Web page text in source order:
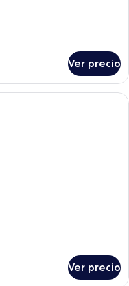
Ver precio
de comedor dispuesta
Ver precio